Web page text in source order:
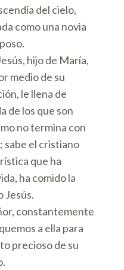
del cielo,
como una novia
hijo de María,
medio de su
le llena de
de los que son
no termina con
sabe el cristiano
que ha
ha comido la
Jesús.
constantemente
a ella para
precioso de su